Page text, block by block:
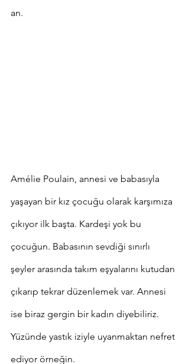
an.
Amélie Poulain, annesi ve babasıyla
yaşayan bir kız çocuğu olarak karşımıza
çıkıyor ilk başta. Kardeşi yok bu
çocuğun. Babasının sevdiği sınırlı
şeyler arasında takım eşyalarını kutudan
çıkarıp tekrar düzenlemek var. Annesi
ise biraz gergin bir kadın diyebiliriz.
Yüzünde yastık iziyle uyanmaktan nefret
ediyor örneğin.